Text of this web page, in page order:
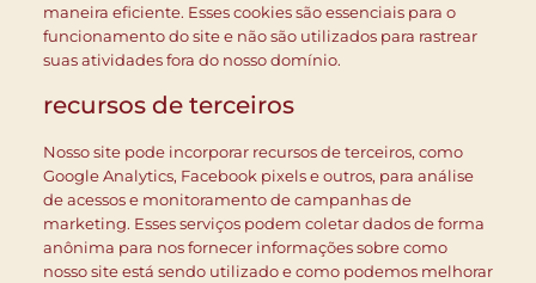
maneira eficiente. Esses cookies são essenciais para o
funcionamento do site e não são utilizados para rastrear
suas atividades fora do nosso domínio.
recursos de terceiros
Nosso site pode incorporar recursos de terceiros, como
Google Analytics, Facebook pixels e outros, para análise
de acessos e monitoramento de campanhas de
marketing. Esses serviços podem coletar dados de forma
anônima para nos fornecer informações sobre como
nosso site está sendo utilizado e como podemos melhorar